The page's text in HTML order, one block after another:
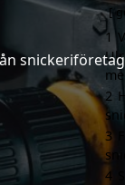
1
2
3
4